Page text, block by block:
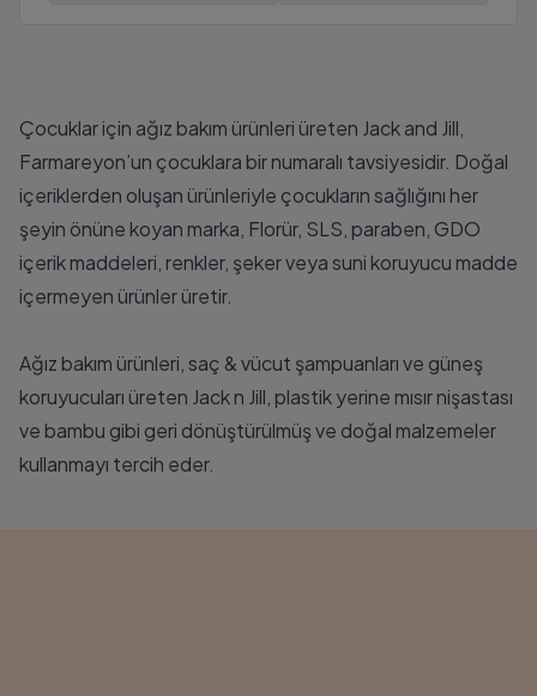
Çocuklar için ağız bakım ürünleri üreten Jack and Jill,
Farmareyon’un çocuklara bir numaralı tavsiyesidir. Doğal
içeriklerden oluşan ürünleriyle çocukların sağlığını her
şeyin önüne koyan marka, Florür, SLS, paraben, GDO
içerik maddeleri, renkler, şeker veya suni koruyucu madde
içermeyen ürünler üretir.
Ağız bakım ürünleri, saç & vücut şampuanları ve güneş
koruyucuları üreten Jack n Jill, plastik yerine mısır nişastası
ve bambu gibi geri dönüştürülmüş ve doğal malzemeler
kullanmayı tercih eder.